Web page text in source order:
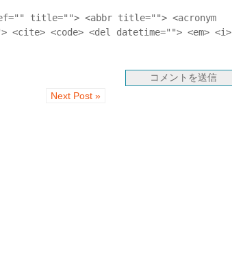
title=""> <abbr title=""> <acronym
<code> <del datetime=""> <em> <i>
Next Post »